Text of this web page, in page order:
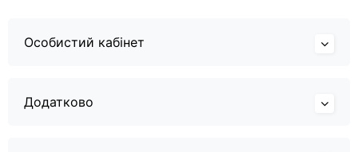
Особистий кабінет
Додатково